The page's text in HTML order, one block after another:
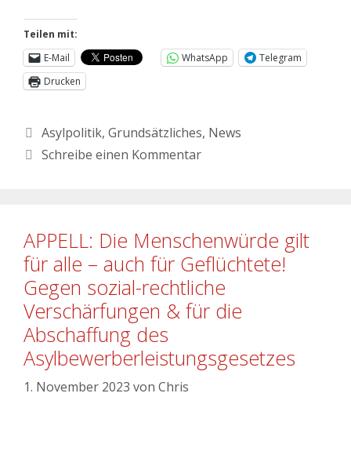
Teilen mit:
E-Mail
WhatsApp
Telegram
Drucken
Asylpolitik, Grundsätzliches, News
Schreibe einen Kommentar
APPELL: Die Menschenwürde gilt
für alle – auch für Geflüchtete!
Gegen sozial-rechtliche
Verschärfungen & für die
Abschaffung des
Asylbewerberleistungsgesetzes
1. November 2023 von Chris